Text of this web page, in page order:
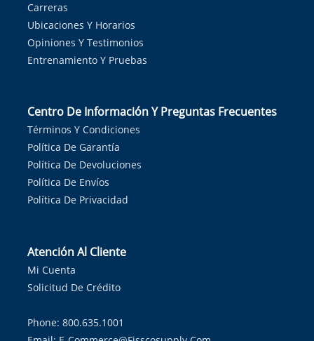
Carreras
Ubicaciones Y Horarios
Opiniones Y Testimonios
Entrenamiento Y Pruebas
Centro De Información Y Preguntas Frecuentes
Términos Y Condiciones
Política De Garantía
Política De Devoluciones
Política De Envíos
Política De Privacidad
Atención Al Cliente
Mi Cuenta
Solicitud De Crédito
Phone: 800.635.1001